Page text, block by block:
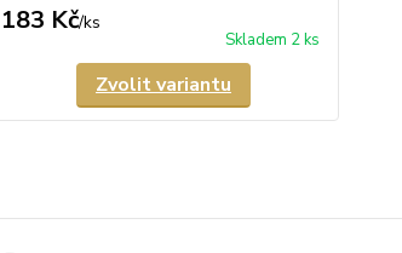
183 Kč/ks
Skladem 2 ks
Zvolit variantu